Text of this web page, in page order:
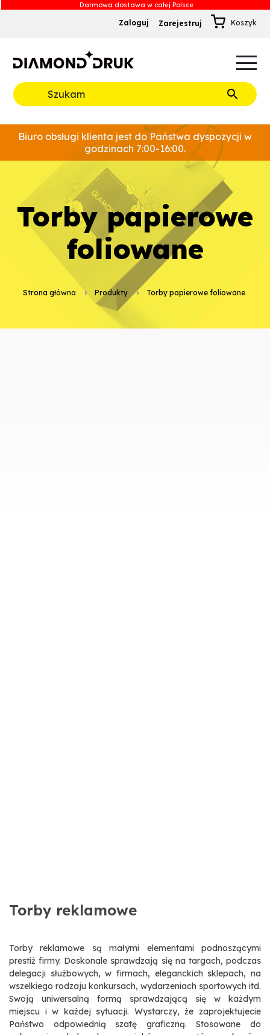
Zaloguj Zarejestruj
Rozwiń
Biuro obsługi klienta jest do Państwa dyspozycji w
godzinach 7:00-16:00.
Strona główna Produkty torby papierowe foliowane
torby papierowe
foliowane
Torby reklamowe
Torby reklamowe są małymi elementami podnoszącymi
prestiż firmy. Doskonale sprawdzają się na targach, podczas
delegacji służbowych, w firmach, eleganckich sklepach, na
wszelkiego rodzaju konkursach, wydarzeniach sportowych itd.
Swoją uniwersalną formą sprawdzającą się w każdym
miejscu i w każdej sytuacji. Wystarczy, że zaprojektujecie
Państwo odpowiednią szatę graficzną. Stosowane do